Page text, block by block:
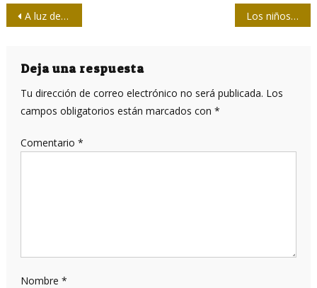
Navegación
entradas
A luz de los faroles, febrero abre con Feria Los niños héroes de Las Yaguas
Deja una respuesta
Tu dirección de correo electrónico no será publicada. Los
campos obligatorios están marcados con *
Comentario *
Nombre *